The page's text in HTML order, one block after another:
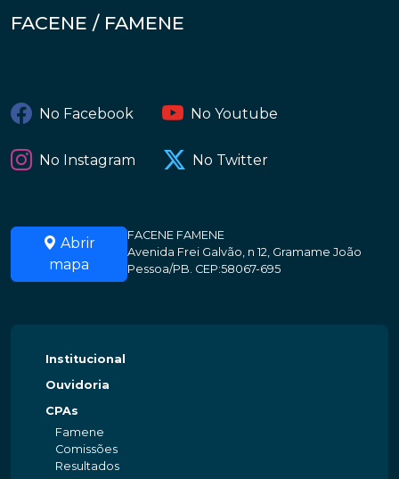
FACENE / FAMENE
No Facebook No Youtube
No Instagram No Twitter
Abrir
mapa
FACENE FAMENE
Avenida Frei Galvão, n 12, Gramame João
Pessoa/PB. CEP:58067-695
Institucional
Ouvidoria
CPAs
Famene
Comissões
Resultados